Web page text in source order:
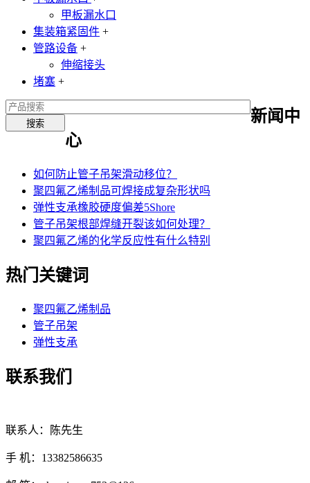
甲板漏水口
集装箱紧固件 +
管路设备 +
伸缩接头
堵塞 +
新闻中
心
如何防止管子吊架滑动移位？
聚四氟乙烯制品可焊接成复杂形状吗
弹性支承橡胶硬度偏差5Shore
管子吊架根部焊缝开裂该如何处理？
聚四氟乙烯的化学反应性有什么特别
热门关键词
聚四氟乙烯制品
管子吊架
弹性支承
联系我们
联系人：陈先生
手 机：13382586635